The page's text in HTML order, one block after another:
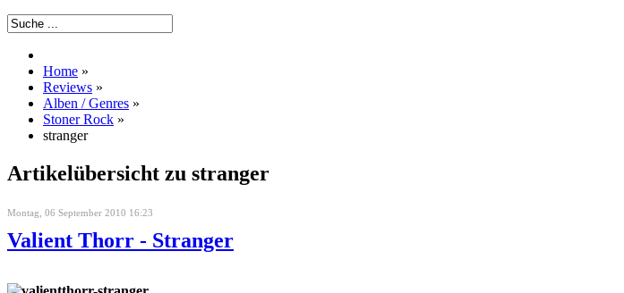
Home »
Reviews »
Alben / Genres »
Stoner Rock »
stranger
Artikelübersicht zu stranger
Montag, 06 September 2010 16:23
Valient Thorr - Stranger